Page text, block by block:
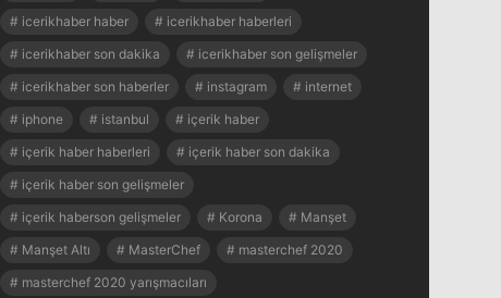
icerikhaber haber
icerikhaber haberleri
icerikhaber son dakika
icerikhaber son gelişmeler
icerikhaber son haberler
instagram
internet
iphone
istanbul
içerik haber
içerik haber haberleri
içerik haber son dakika
içerik haber son gelişmeler
içerik haberson gelişmeler
Korona
Manşet
Manşet Altı
MasterChef
masterchef 2020
masterchef 2020 yarışmacıları